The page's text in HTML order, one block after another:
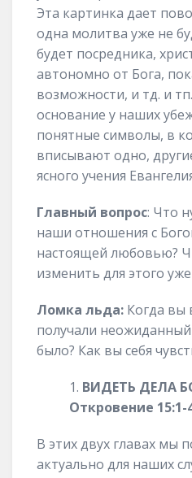
Эта картинка дает
одна молитва уже не
будет посредника,
автономно от Бога,
возможности, и тд. и
основание у наших
понятные символы, в
вписывают одно,
ясного учения
Главный вопрос: Что
наши отношения с
настоящей любовью?
изменить для этого уже
Ломка льда: Когда вы
получали
было? Как вы себя
ВИДЕТЬ ДЕЛА
Откровение 15:1-
В этих двух главах мы
актуально для наших